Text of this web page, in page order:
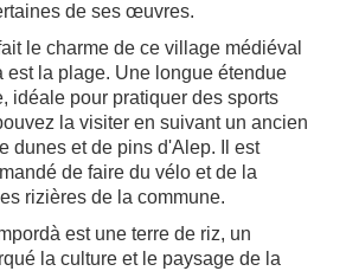
de ses œuvres.
le charme de ce village médiéval
est la plage. Une longue étendue
idéale pour pratiquer des sports
la visiter en suivant un ancien
dunes et de pins d'Alep. Il est
de faire du vélo et de la
rizières de la commune.
est une terre de riz, un
la culture et le paysage de la